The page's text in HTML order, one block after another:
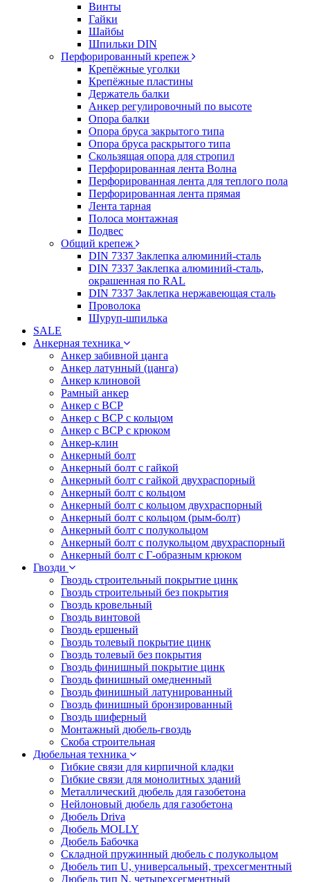
Винты
Гайки
Шайбы
Шпильки DIN
Перфорированный крепеж
Крепёжные уголки
Крепёжные пластины
Держатель балки
Анкер регулировочный по высоте
Опора балки
Опора бруса закрытого типа
Опора бруса раскрытого типа
Скользящая опора для стропил
Перфорированная лента Волна
Перфорированная лента для теплого пола
Перфорированная лента прямая
Лента тарная
Полоса монтажная
Подвес
Общий крепеж
DIN 7337 Заклепка алюминий-сталь
DIN 7337 Заклепка алюминий-сталь,
окрашенная по RAL
DIN 7337 Заклепка нержавеющая сталь
Проволока
Шуруп-шпилька
SALE
Анкерная техника
Анкер забивной цанга
Анкер латунный (цанга)
Анкер клиновой
Рамный анкер
Анкер с ВСР
Анкер с ВСР с кольцом
Анкер с ВСР с крюком
Анкер-клин
Анкерный болт
Анкерный болт с гайкой
Анкерный болт с гайкой двухраспорный
Анкерный болт с кольцом
Анкерный болт с кольцом двухраспорный
Анкерный болт с кольцом (рым-болт)
Анкерный болт с полукольцом
Анкерный болт с полукольцом двухраспорный
Анкерный болт с Г-образным крюком
Гвозди
Гвоздь строительный покрытие цинк
Гвоздь строительный без покрытия
Гвоздь кровельный
Гвоздь винтовой
Гвоздь ершеный
Гвоздь толевый покрытие цинк
Гвоздь толевый без покрытия
Гвоздь финишный покрытие цинк
Гвоздь финишный омедненный
Гвоздь финишный латунированный
Гвоздь финишный бронзированный
Гвоздь шиферный
Монтажный дюбель-гвоздь
Скоба строительная
Дюбельная техника
Гибкие связи для кирпичной кладки
Гибкие связи для монолитных зданий
Металлический дюбель для газобетона
Нейлоновый дюбель для газобетона
Дюбель Driva
Дюбель MOLLY
Дюбель Бабочка
Складной пружинный дюбель с полукольцом
Дюбель тип U, универсальный, трехсегментный
Дюбель тип N, четырехсегментный